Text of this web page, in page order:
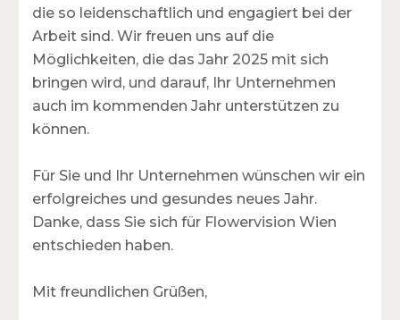
die so leidenschaftlich und engagiert bei der
Arbeit sind. Wir freuen uns auf die
Möglichkeiten, die das Jahr 2025 mit sich
bringen wird, und darauf, Ihr Unternehmen
auch im kommenden Jahr unterstützen zu
können.
Für Sie und Ihr Unternehmen wünschen wir ein
erfolgreiches und gesundes neues Jahr.
Danke, dass Sie sich für Flowervision Wien
entschieden haben.
Mit freundlichen Grüßen,